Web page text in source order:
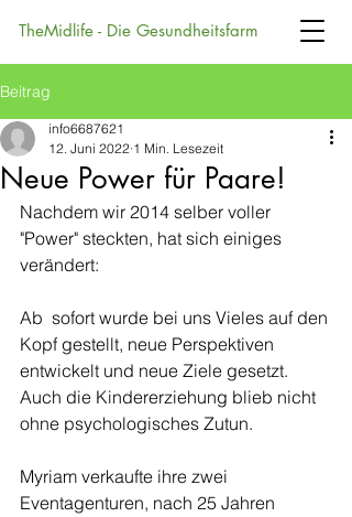
TheMidlife - Die Gesundheitsfarm
Beitrag
Neue Power für Paare!
info6687621
12. Juni 2022 1 Min. Lesezeit
Nachdem wir 2014 selber voller
"Power" steckten, hat sich einiges
verändert:
Ab  sofort wurde bei uns Vieles auf den
Kopf gestellt, neue Perspektiven
entwickelt und neue Ziele gesetzt.
Auch die Kindererziehung blieb nicht
ohne psychologisches Zutun.
Myriam verkaufte ihre zwei
Eventagenturen, nach 25 Jahren